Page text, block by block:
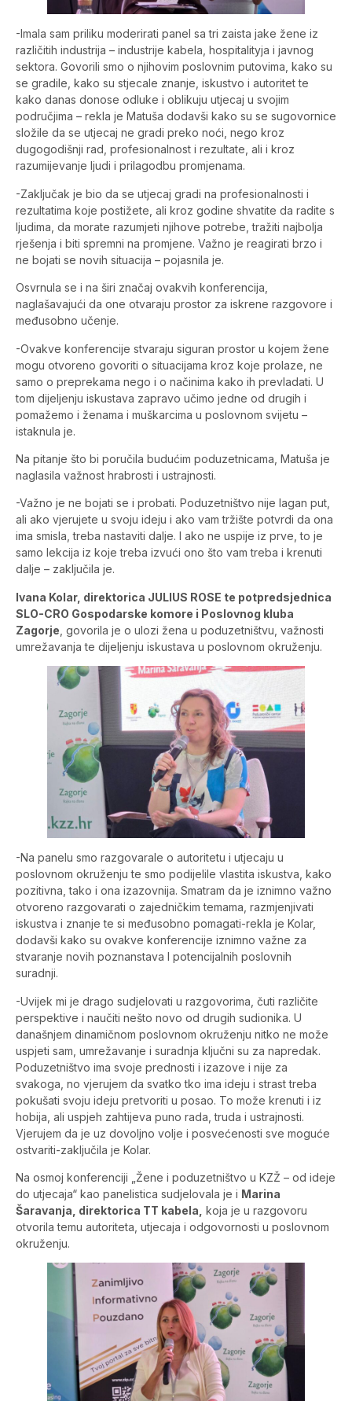
-Imala sam priliku moderirati panel sa tri zaista jake žene iz
različitih industrija – industrije kabela, hospitalityja i javnog
sektora. Govorili smo o njihovim poslovnim putovima, kako su
se gradile, kako su stjecale znanje, iskustvo i autoritet te
kako danas donose odluke i oblikuju utjecaj u svojim
područjima – rekla je Matuša dodavši kako su se sugovornice
složile da se utjecaj ne gradi preko noći, nego kroz
dugogodišnji rad, profesionalnost i rezultate, ali i kroz
razumijevanje ljudi i prilagodbu promjenama.
-Zaključak je bio da se utjecaj gradi na profesionalnosti i
rezultatima koje postižete, ali kroz godine shvatite da radite s
ljudima, da morate razumjeti njihove potrebe, tražiti najbolja
rješenja i biti spremni na promjene. Važno je reagirati brzo i
ne bojati se novih situacija – pojasnila je.
Osvrnula se i na širi značaj ovakvih konferencija,
naglašavajući da one otvaraju prostor za iskrene razgovore i
međusobno učenje.
-Ovakve konferencije stvaraju siguran prostor u kojem žene
mogu otvoreno govoriti o situacijama kroz koje prolaze, ne
samo o preprekama nego i o načinima kako ih prevladati. U
tom dijeljenju iskustava zapravo učimo jedne od drugih i
pomažemo i ženama i muškarcima u poslovnom svijetu –
istaknula je.
Na pitanje što bi poručila budućim poduzetnicama, Matuša je
naglasila važnost hrabrosti i ustrajnosti.
-Važno je ne bojati se i probati. Poduzetništvo nije lagan put,
ali ako vjerujete u svoju ideju i ako vam tržište potvrdi da ona
ima smisla, treba nastaviti dalje. I ako ne uspije iz prve, to je
samo lekcija iz koje treba izvući ono što vam treba i krenuti
dalje – zaključila je.
Ivana Kolar, direktorica JULIUS ROSE te potpredsjednica
SLO-CRO Gospodarske komore i Poslovnog kluba
Zagorje , govorila je o ulozi žena u poduzetništvu, važnosti
umrežavanja te dijeljenju iskustava u poslovnom okruženju.
-Na panelu smo razgovarale o autoritetu i utjecaju u
poslovnom okruženju te smo podijelile vlastita iskustva, kako
pozitivna, tako i ona izazovnija. Smatram da je iznimno važno
otvoreno razgovarati o zajedničkim temama, razmjenjivati
iskustva i znanje te si međusobno pomagati-rekla je Kolar,
dodavši kako su ovakve konferencije iznimno važne za
stvaranje novih poznanstava I potencijalnih poslovnih
suradnji.
-Uvijek mi je drago sudjelovati u razgovorima, čuti različite
perspektive i naučiti nešto novo od drugih sudionika. U
današnjem dinamičnom poslovnom okruženju nitko ne može
uspjeti sam, umrežavanje i suradnja ključni su za napredak.
Poduzetništvo ima svoje prednosti i izazove i nije za
svakoga, no vjerujem da svatko tko ima ideju i strast treba
pokušati svoju ideju pretvoriti u posao. To može krenuti i iz
hobija, ali uspjeh zahtijeva puno rada, truda i ustrajnosti.
Vjerujem da je uz dovoljno volje i posvećenosti sve moguće
ostvariti-zaključila je Kolar.
Na osmoj konferenciji „Žene i poduzetništvo u KZŽ – od ideje
do utjecaja“ kao panelistica sudjelovala je i Marina
Šaravanja, direktorica TT kabela, koja je u razgovoru
otvorila temu autoriteta, utjecaja i odgovornosti u poslovnom
okruženju.